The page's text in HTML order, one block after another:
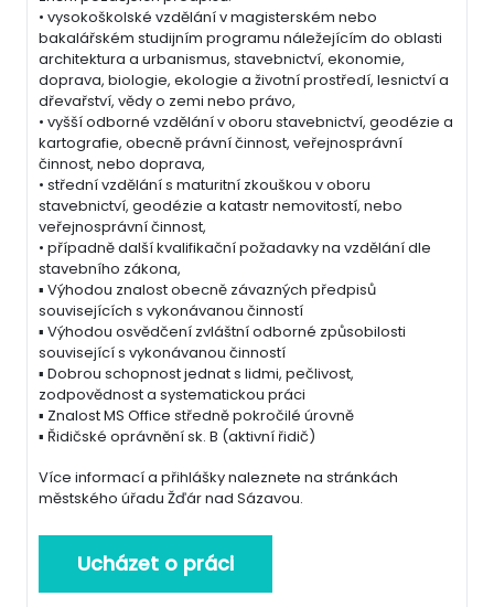
• vysokoškolské vzdělání v magisterském nebo
bakalářském studijním programu náležejícím do oblasti
architektura a urbanismus, stavebnictví, ekonomie,
doprava, biologie, ekologie a životní prostředí, lesnictví a
dřevařství, vědy o zemi nebo právo,
• vyšší odborné vzdělání v oboru stavebnictví, geodézie a
kartografie, obecně právní činnost, veřejnosprávní
činnost, nebo doprava,
• střední vzdělání s maturitní zkouškou v oboru
stavebnictví, geodézie a katastr nemovitostí, nebo
veřejnosprávní činnost,
• případně další kvalifikační požadavky na vzdělání dle
stavebního zákona,
▪ Výhodou znalost obecně závazných předpisů
souvisejících s vykonávanou činností
▪ Výhodou osvědčení zvláštní odborné způsobilosti
související s vykonávanou činností
▪ Dobrou schopnost jednat s lidmi, pečlivost,
zodpovědnost a systematickou práci
▪ Znalost MS Office středně pokročilé úrovně
▪ Řidičské oprávnění sk. B (aktivní řidič)
Více informací a přihlášky naleznete na stránkách
městského úřadu Žďár nad Sázavou.